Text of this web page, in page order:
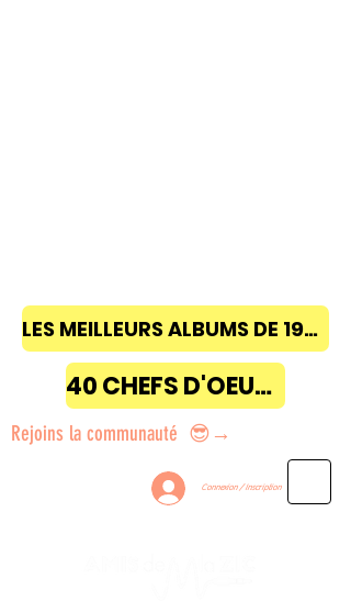
LES MEILLEURS ALBUMS DE 1968 à 2018
40 CHEFS D'OEUVRE
Rejoins la communauté 😎→
Connexion / Inscription